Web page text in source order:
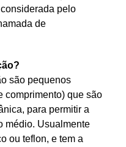
pelo
de
são pequenos
comprimento) que são
para permitir a
médio. Usualmente
ou teflon, e tem a